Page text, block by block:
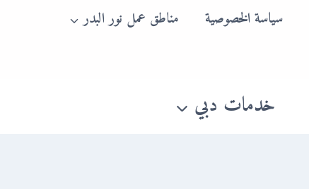
سياسة الخصوصية
مناطق عمل نور البدر
خدمات دبي